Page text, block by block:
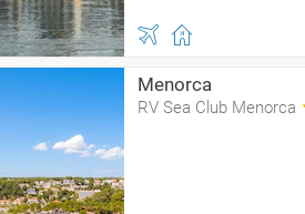
Menorca
RV Sea Club Menorca